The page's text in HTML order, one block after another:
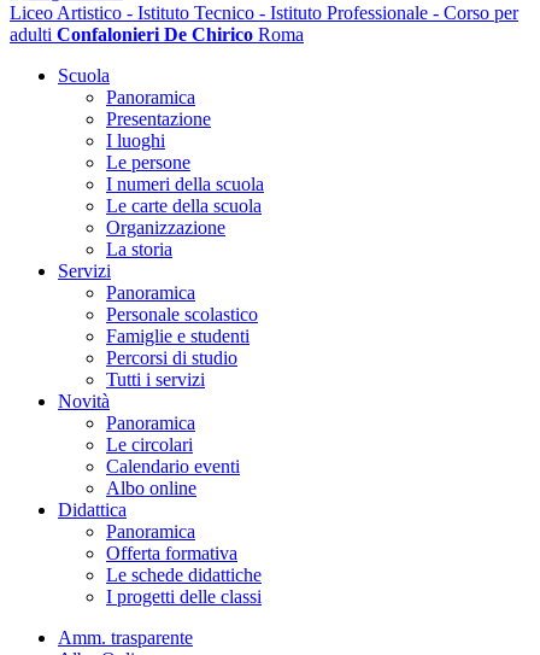
Liceo Artistico - Istituto Tecnico - Istituto Professionale - Corso per
adulti Confalonieri De Chirico Roma
Scuola
Panoramica
Presentazione
I luoghi
Le persone
I numeri della scuola
Le carte della scuola
Organizzazione
La storia
Servizi
Panoramica
Personale scolastico
Famiglie e studenti
Percorsi di studio
Tutti i servizi
Novità
Panoramica
Le circolari
Calendario eventi
Albo online
Didattica
Panoramica
Offerta formativa
Le schede didattiche
I progetti delle classi
Amm. trasparente